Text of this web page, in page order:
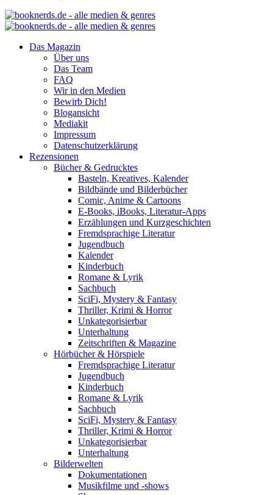
Das Magazin
Über uns
Das Team
FAQ
Wir in den Medien
Bewirb Dich!
Blogansicht
Mediakit
Impressum
Datenschutzerklärung
Rezensionen
Bücher & Gedrucktes
Basteln, Kreatives, Kalender
Bildbände und Bilderbücher
Comic, Anime & Cartoons
E-Books, iBooks, Literatur-Apps
Erzählungen und Kurzgeschichten
Fremdsprachige Literatur
Jugendbuch
Kalender
Kinderbuch
Romane & Lyrik
Sachbuch
SciFi, Mystery & Fantasy
Thriller, Krimi & Horror
Unkategorisierbar
Unterhaltung
Zeitschriften & Magazine
Hörbücher & Hörspiele
Fremdsprachige Literatur
Jugendbuch
Kinderbuch
Romane & Lyrik
Sachbuch
SciFi, Mystery & Fantasy
Thriller, Krimi & Horror
Unkategorisierbar
Unterhaltung
Bilderwelten
Dokumentationen
Musikfilme und -shows